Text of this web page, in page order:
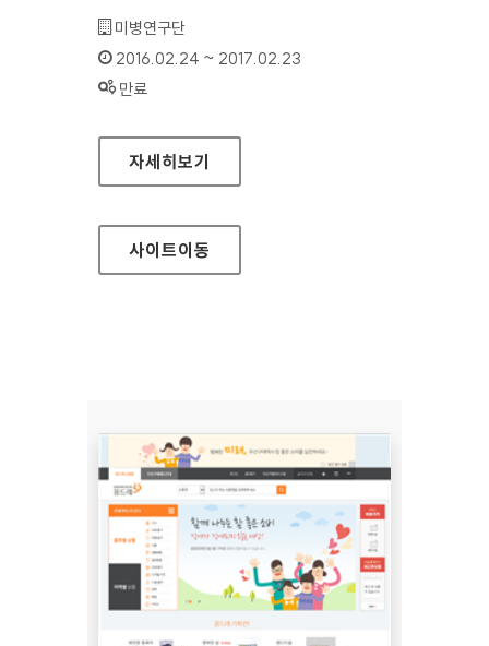
기관명 :
미병연구단
인증기간 :
2016.02.24 ~ 2017.02.23
상태 :
만료
미병연구단 홈페이지
자세히보기
사이트이동